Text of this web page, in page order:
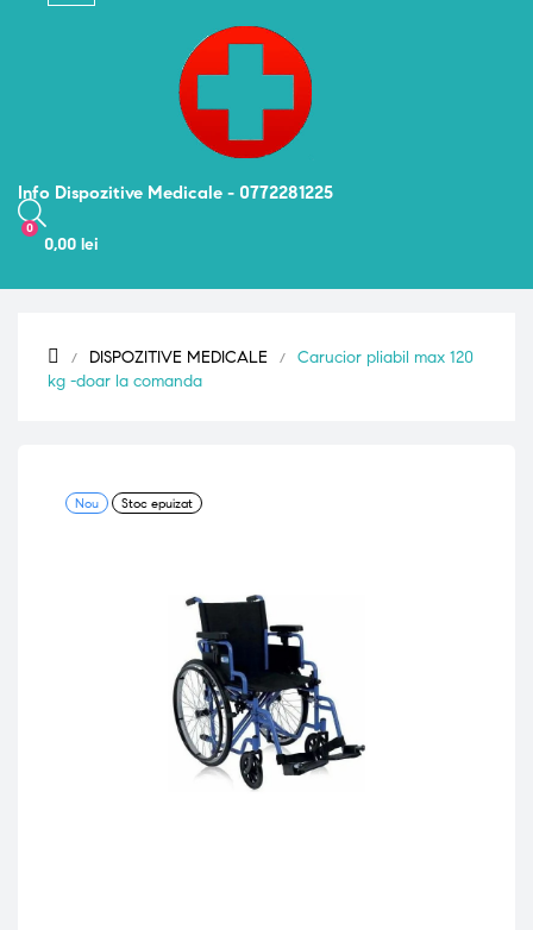
Info Dispozitive Medicale - 0772281225
0
0,00 lei
DISPOZITIVE MEDICALE
Carucior pliabil max 120
kg -doar la comanda
Nou Stoc epuizat